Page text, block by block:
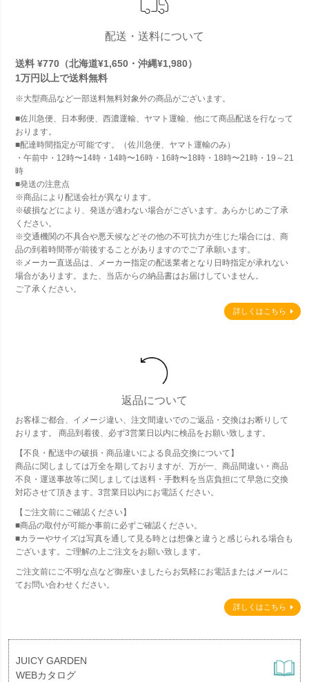
配送・送料について
送料 ¥770（北海道¥1,650・沖縄¥1,980）
1万円以上で送料無料
※大型商品など一部送料無料対象外の商品がございます。
■佐川急便、日本郵便、西濃運輸、ヤマト運輸、他にて商品配送を行なって
おります。
■配達時間指定が可能です。（佐川急便、ヤマト運輸のみ）
・午前中・12時〜14時・14時〜16時・16時〜18時・18時〜21時・19～21
時
■発送の注意点
※商品により配送会社が異なります。
※破損などにより、発送が適わない場合がございます。あらかじめご了承
ください。
※交通機関の不具合や悪天候などその他の不可抗力が生じた場合には、商
品の到着時間帯が前後することがありますのでご了承願います。
※メーカー直送品は、メーカー指定の配送業者となり日時指定が承れない
場合があります。また、当店からの納品書はお届けしていません。
ご了承ください。
詳しくはこちら
返品について
お客様ご都合、イメージ違い、注文間違いでのご返品・交換はお断りして
おります。 商品到着後、必ず3営業日以内に検品をお願い致します。
【不良・配送中の破損・商品違いによる良品交換について】
商品に関しましては万全を期しておりますが、万が一、商品間違い・商品
不良・運送事故等に関しましては送料・手数料を当店負担にて早急に交換
対応させて頂きます。3営業日以内にお電話ください。
【ご注文前にご確認ください】
■商品の取付が可能か事前に必ずご確認ください。
■カラーやサイズは写真を通して見る時とは想像と違うと感じられる場合も
ございます。ご理解の上ご注文をお願い致します。
ご注文前にご不明な点など御座いましたらお気軽にお電話またはメールに
てお問い合わせください。
詳しくはこちら
JUICY GARDEN
WEBカタログ